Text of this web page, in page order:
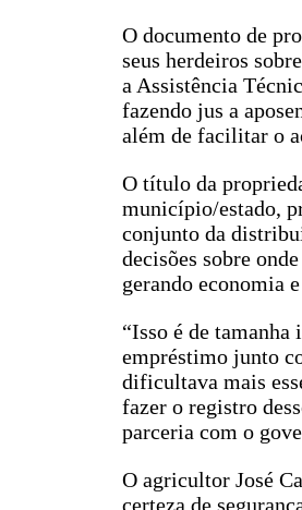
O documento de
seus herdeiros
a Assistência
fazendo jus a
além de facilitar o
O título da
município/estado,
conjunto da
decisões sobre
gerando economia
“Isso é de
empréstimo junto
dificultava mais
fazer o registro
parceria com o
O agricultor José
certeza de